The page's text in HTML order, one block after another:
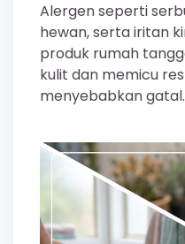
Alergen seperti
hewan, serta iritan
produk rumah
kulit dan memicu
menyebabkan gatal.